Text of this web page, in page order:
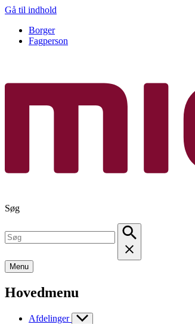
Gå til indhold
Borger
Fagperson
Søg
Menu
Hovedmenu
Afdelinger